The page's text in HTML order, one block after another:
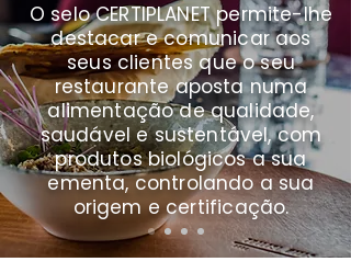
O selo CERTIPLANET permite-lhe
destacar e comunicar aos
seus clientes que o seu
restaurante aposta numa
alimentação de qualidade,
saudável e sustentável, com
produtos biológicos a sua
ementa, controlando a sua
origem e certificação.